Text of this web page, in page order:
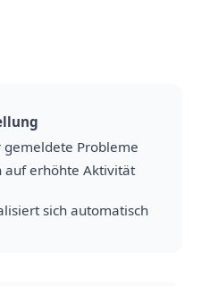
gemeldete Probleme
auf erhöhte Aktivität
sich automatisch